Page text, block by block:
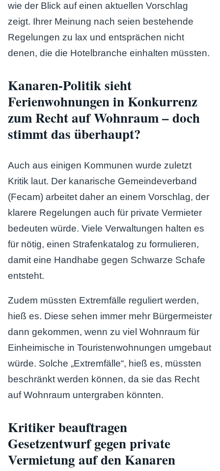
wie der Blick auf einen aktuellen Vorschlag
zeigt. Ihrer Meinung nach seien bestehende
Regelungen zu lax und entsprächen nicht
denen, die die Hotelbranche einhalten müssten.
Kanaren-Politik sieht
Ferienwohnungen in Konkurrenz
zum Recht auf Wohnraum – doch
stimmt das überhaupt?
Auch aus einigen Kommunen wurde zuletzt
Kritik laut. Der kanarische Gemeindeverband
(Fecam) arbeitet daher an einem Vorschlag, der
klarere Regelungen auch für private Vermieter
bedeuten würde. Viele Verwaltungen halten es
für nötig, einen Strafenkatalog zu formulieren,
damit eine Handhabe gegen Schwarze Schafe
entsteht.
Zudem müssten Extremfälle reguliert werden,
hieß es. Diese sehen immer mehr Bürgermeister
dann gekommen, wenn zu viel Wohnraum für
Einheimische in Touristenwohnungen umgebaut
würde. Solche „Extremfälle“, hieß es, müssten
beschränkt werden können, da sie das Recht
auf Wohnraum untergraben könnten.
Kritiker beauftragen
Gesetzentwurf gegen private
Vermietung auf den Kanaren